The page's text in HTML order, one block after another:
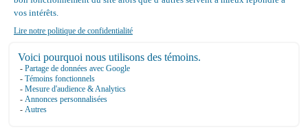
Google
4.7